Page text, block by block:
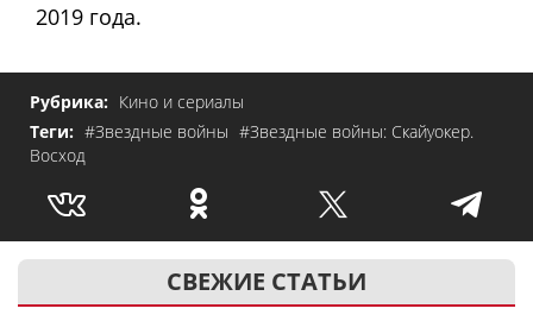
2019 года.
Рубрика: Кино и сериалы
Теги: #Звездные войны #Звездные войны: Скайуокер.
Восход
СВЕЖИЕ СТАТЬИ